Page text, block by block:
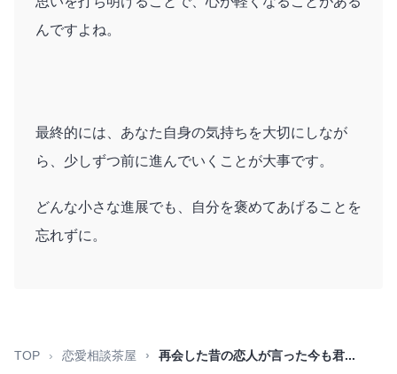
んですよね。
最終的には、あなた自身の気持ちを大切にしなが
ら、少しずつ前に進んでいくことが大事です。
どんな小さな進展でも、自分を褒めてあげることを
忘れずに。
TOP 恋愛相談茶屋 再会した昔の恋人が言った今も君...